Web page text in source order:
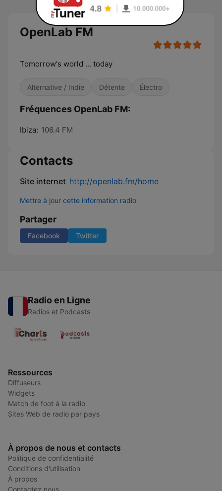
OpenLab FM
Tomorrow's world ... today
Alternative / Indie Détente Électro
Fréquences OpenLab FM:
Ibiza: 106.4 FM
Contacts
Site internet http://openlab.fm/home
Mettre à jour cette information radio
Partager
Facebook Twitter
Radio en Ligne
Radios et Podcasts
Ressources
Diffuseurs
Widgets
Match de foot à la radio
Sites Web de radio par pays
À propos de nous et contacts
Politique de confidentialité
Conditions d'utilisation
À propos
Contactez nous